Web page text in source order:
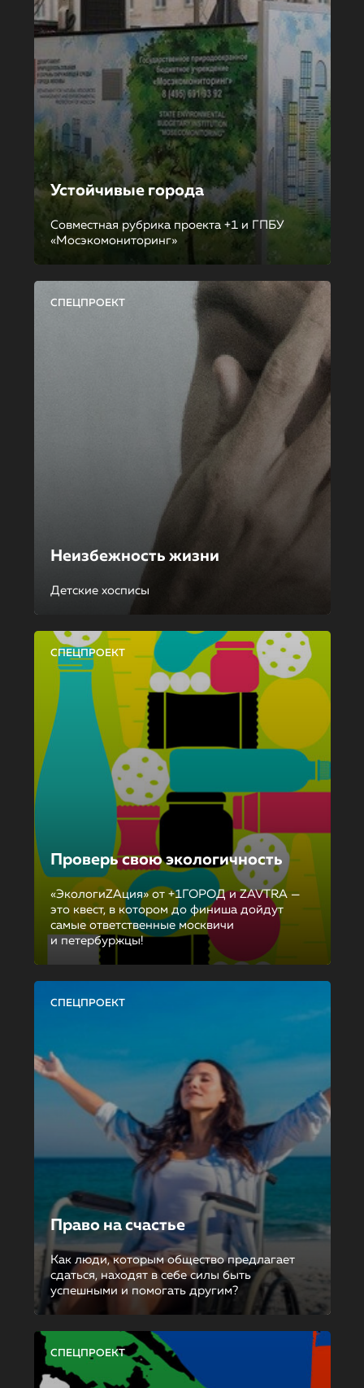
Устойчивые города
Совместная рубрика проекта +1 и ГПБУ
«Мосэкомониторинг»
СПЕЦПРОЕКТ
Неизбежность жизни
Детские хосписы
СПЕЦПРОЕКТ
Проверь свою экологичность
«ЭкологиZAция» от +1ГОРОД и ZAVTRA —
это квест, в котором до финиша дойдут
самые ответственные москвичи
и петербуржцы!
СПЕЦПРОЕКТ
Право на счастье
Как люди, которым общество предлагает
сдаться, находят в себе силы быть
успешными и помогать другим?
СПЕЦПРОЕКТ